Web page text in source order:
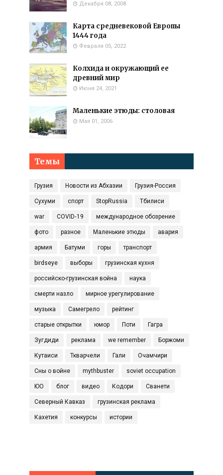
Декабря 08, 2008
Карта средневековой Европы
1444 года
Февраля 05, 2022
Колхида и окружающий ее
древний мир
Июня 24, 2021
Маленькие этюды: столовая
Мая 01, 2006
Темы
Грузия Новости из Абхазии Грузия-Россия
Сухуми спорт StopRussia Тбилиси
war COVID‑19 международное обозрение
фото разное Маленькие этюды авария
армия Батуми горы транспорт
birdseye выборы грузинская кухня
российско-грузинская война наука
смерти назло мирное урегулирование
музыка Самегрело рейтинг
старые открытки юмор Поти Гагра
Зугдиди реклама we remember Боржоми
Кутаиси Ткварчели Гали Очамчири
Сны о войне mythbuster soviet occupation
ЮО блог видео Кодори Сванети
Северный Кавказ грузинская реклама
Кахетия конкурсы истории